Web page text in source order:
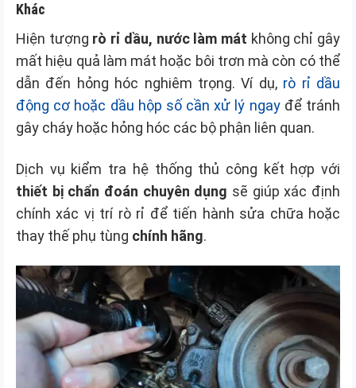
Khác
Hiện tượng rò rỉ dầu, nước làm mát không chỉ gây
mất hiệu quả làm mát hoặc bôi trơn mà còn có thể
dẫn đến hỏng hóc nghiêm trọng. Ví dụ,rò rỉ dầu
động cơ hoặc dầu hộp số cần xử lý ngayđể tránh
gây cháy hoặc hỏng hóc các bộ phận liên quan.
Dịch vụ kiểm tra hệ thống thủ công kết hợp với
thiết bị chẩn đoán chuyên dụng sẽ giúp xác định
chính xác vị trí rò rỉ để tiến hành sửa chữa hoặc
thay thế phụ tùng chính hãng.